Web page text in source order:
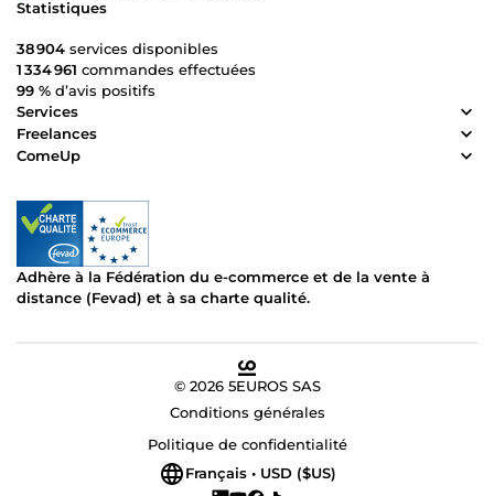
Statistiques
38 904 services disponibles
1 334 961 commandes effectuées
99 % d’avis positifs
Services
Freelances
ComeUp
Adhère à la Fédération du e-commerce et de la vente à
distance (Fevad) et à sa charte qualité.
© 2026 5EUROS SAS
Conditions générales
Politique de confidentialité
Français • USD ($US)